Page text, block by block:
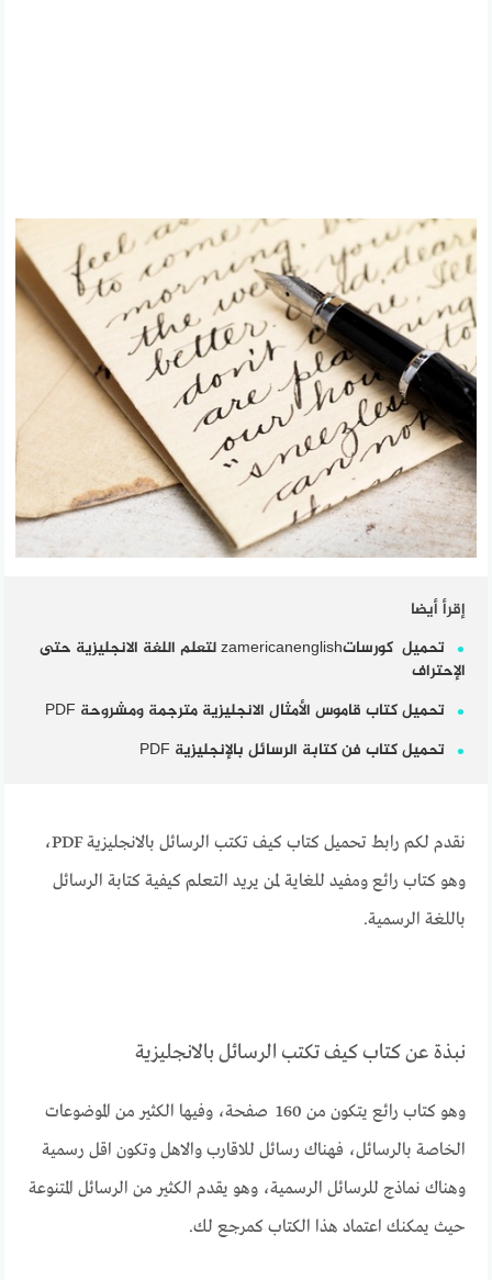
إقرأ أيضا
تحميل كورساتzamericanenglish لتعلم اللغة الانجليزية حتى
الإحتراف
تحميل كتاب قاموس الأمثال الانجليزية مترجمة ومشروحة PDF
تحميل كتاب فن كتابة الرسائل بالإنجليزية PDF
نقدم لكم رابط تحميل كتاب كيف تكتب الرسائل بالانجليزية PDF،
وهو كتاب رائع ومفيد للغاية لمن يريد التعلم كيفية كتابة الرسائل
باللغة الرسمية.
نبذة عن كتاب كيف تكتب الرسائل بالانجليزية
وهو كتاب رائع يتكون من 160 صفحة، وفيها الكثير من الموضوعات
الخاصة بالرسائل، فهناك رسائل للاقارب والاهل وتكون اقل رسمية
وهناك نماذج للرسائل الرسمية، وهو يقدم الكثير من الرسائل المتنوعة
حيث يمكنك اعتماد هذا الكتاب كمرجع لك.